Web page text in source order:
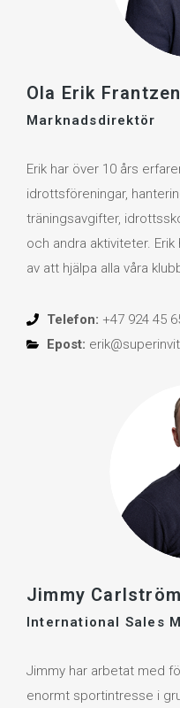
Ola Erik Frantzen
Marknadsdirektör
Erik har över 10 års
idrottsföreningar,
träningsavgifter,
och andra aktiviteter.
av att hjälpa alla våra
Telefon: +47 924 45
Epost:
Jimmy Carlström
International Sales
Jimmy har arbetat med
enormt sportintresse i